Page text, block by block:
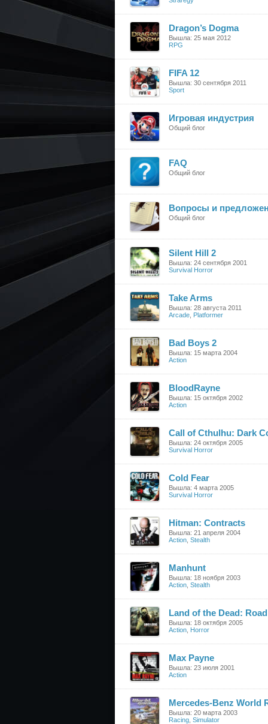
Dragon’s Dogma
Вышла: 25 мая 2012
RPG
FIFA 12
Вышла: 30 сентября 2011
Sport
Игровая индустрия
Общий блог
FAQ
Общий блог
Вопросы и
Общий блог
Silent Hill 2
Вышла: 24 сентября 2001
Survival Horror
Take Arms
Вышла: 28 августа 2011
Arcade Platformer
Bad Boys 2
Вышла: 15 марта 2004
Action
BloodRayne
Вышла: 15 октября 2002
Action
Call of Cthulhu: Dark
Вышла: 24 октября 2005
Survival Horror
Cold Fear
Вышла: 4 марта 2005
Survival Horror
Hitman: Contracts
Вышла: 21 апреля 2004
Action Stealth
Manhunt
Вышла: 18 ноября 2003
Action Stealth
Land of the Dead:
Вышла: 18 октября 2005
Action Horror
Max Payne
Вышла: 23 июля 2001
Action
Mercedes-Benz World
Вышла: 20 марта 2003
Racing Simulator